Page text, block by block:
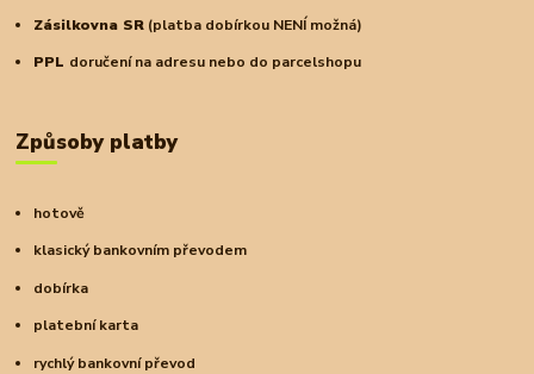
Zásilkovna SR (platba dobírkou NENÍ možná)
PPL doručení na adresu nebo do parcelshopu
Způsoby platby
hotově
klasický bankovním převodem
dobírka
platební karta
rychlý bankovní převod